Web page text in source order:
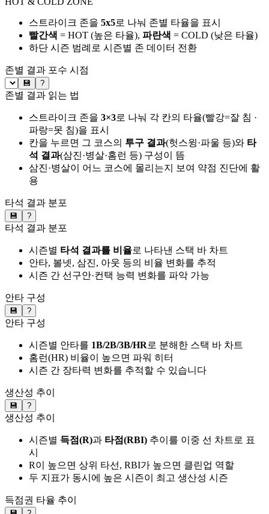
스트라이크 존을 5x5로 나눠 존별 타율을 표시
빨간색 = HOT (높은 타율), 파란색 = COLD (낮은 타율)
하단 시즌 범례로 시즌별 존 데이터 전환
존별 결과 포수 시점
💾 ?
존별 결과 읽는 법
스트라이크 존을 3×3로 나눠 각 칸의 타율(빨강=잘 침 ·
파랑=못 침)을 표시
칸을 누르면 그 코스의 투구 결과(헛스윙·파울 등)와 타
석 결과(삼진·병살·홈런 등) 구성이 뜸
삼진·병살이 어느 코스에 몰리는지 보여 약점 진단에 활
용
타석 결과 분포
💾 ?
타석 결과 분포
시즌별 타석 결과를 비율로 나타낸 스택 바 차트
안타, 볼넷, 삼진, 아웃 등의 비율 변화를 추적
시즌 간 선구안·컨택 능력 변화를 파악 가능
안타 구성
💾 ?
안타 구성
시즌별 안타를 1B/2B/3B/HR로 분해한 스택 바 차트
홈런(HR) 비율이 높으면 파워 히터
시즌 간 장타력 변화를 추적할 수 있습니다
생산성 추이
💾 ?
생산성 추이
시즌별 득점(R)과 타점(RBI) 추이를 이중 선 차트로 표
시
R이 높으면 상위 타선, RBI가 높으면 클린업 역할
두 지표가 동시에 높은 시즌이 최고 생산성 시즌
득점권 타율 추이